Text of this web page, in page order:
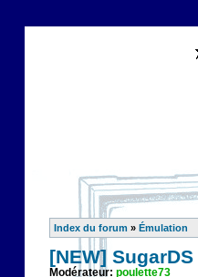
Index du forum » Émulation
[NEW] SugarDS
Modérateur: poulette73